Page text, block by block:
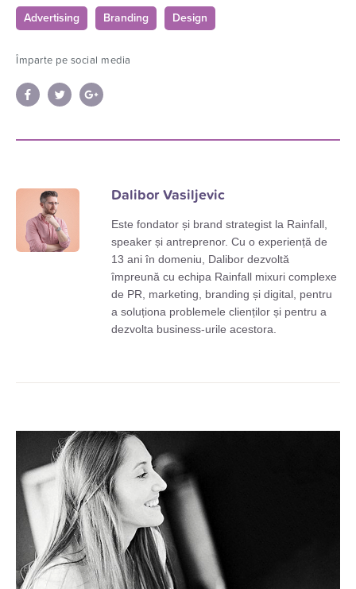
Advertising Branding Design
Împarte pe social media
Dalibor Vasiljevic
Este fondator și brand strategist la Rainfall,
speaker și antreprenor. Cu o experiență de
13 ani în domeniu, Dalibor dezvoltă
împreună cu echipa Rainfall mixuri complexe
de PR, marketing, branding și digital, pentru
a soluționa problemele clienților și pentru a
dezvolta business-urile acestora.